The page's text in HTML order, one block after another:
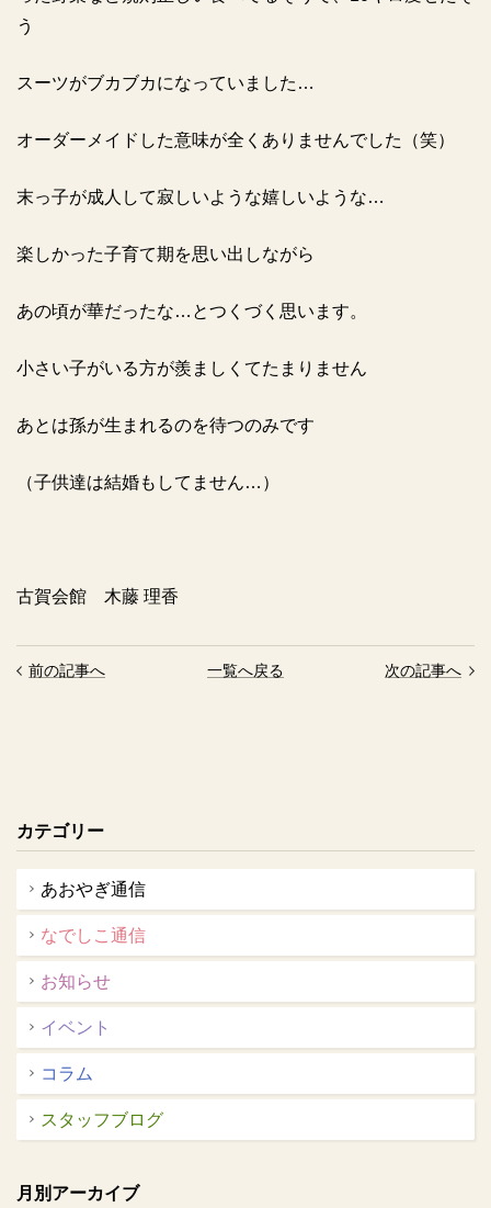
う
スーツがブカブカになっていました …
オーダーメイドした意味が全くありませんでした（笑）
末っ子が成人して寂しいような嬉しいような…
楽しかった子育て期を思い出しながら
あの頃が華だったな… とつくづく思います。
小さい子がいる方が羨ましくてたまりません
あとは孫が生まれるのを待つのみです
（子供達は結婚もしてません… ）
古賀会館 木藤 理香
前の記事へ 一覧へ戻る 次の記事へ
カテゴリー
あおやぎ通信
なでしこ通信
お知らせ
イベント
コラム
スタッフブログ
月別アーカイブ